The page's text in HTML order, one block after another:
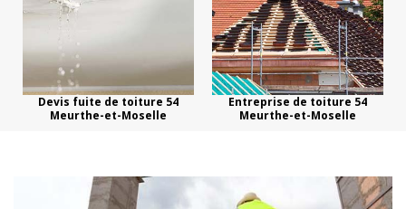
Devis fuite de toiture 54
Meurthe-et-Moselle
Entreprise de toiture 54
Meurthe-et-Moselle